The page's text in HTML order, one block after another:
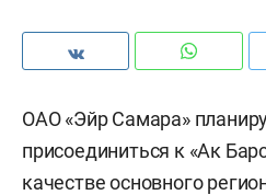
ОАО «Эйр Самара»
присоединиться к «Ак
качестве основного